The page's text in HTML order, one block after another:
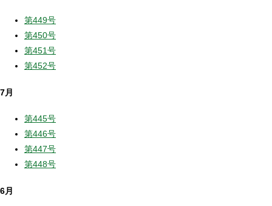
第449号
第450号
第451号
第452号
7月
第445号
第446号
第447号
第448号
6月